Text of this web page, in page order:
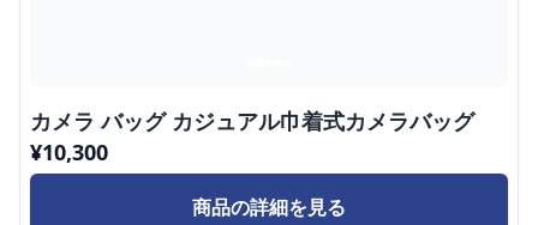
カメラ バッグ カジュアル巾着式カメラバッグ
¥10,300
商品の詳細を見る